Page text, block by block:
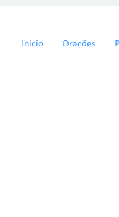
Pular para o conteúdo
Início Orações